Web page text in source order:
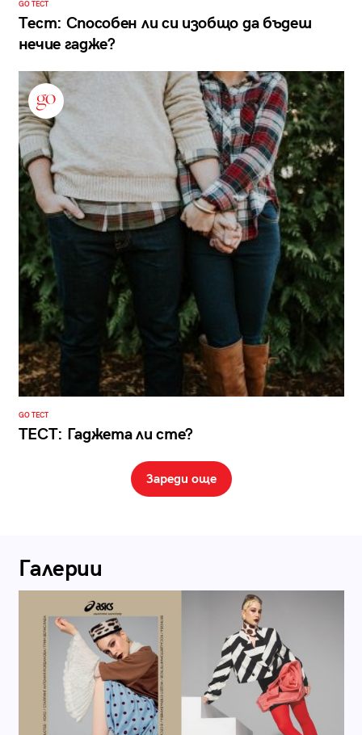
GO ТЕСТ
Тест: Способен ли си изобщо да бъдеш
нечие гадже?
GO ТЕСТ
ТЕСТ: Гаджета ли сте?
Зареди още
Галерии